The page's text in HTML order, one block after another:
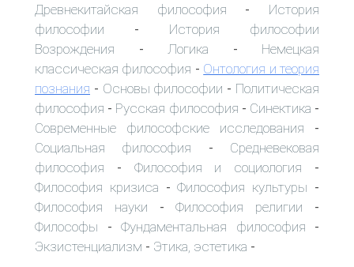
Древнекитайская философия - История
философии - История философии
Возрождения - Логика - Немецкая
классическая философия - Онтология и теория
познания - Основы философии - Политическая
философия - Русская философия - Синектика -
Современные философские исследования -
Социальная философия - Средневековая
философия - Философия и социология -
Философия кризиса -Философия культуры -
Философия науки -Философия религии -
Философы - Фундаментальная философия -
Экзистенциализм - Этика, эстетика -